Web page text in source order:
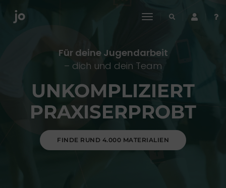
toggle
Für deine Jugendarbeit
– dich und dein Team
UNKOMPLIZIERT
PRAXISERPROBT
FINDE RUND 4.000 MATERIALIEN